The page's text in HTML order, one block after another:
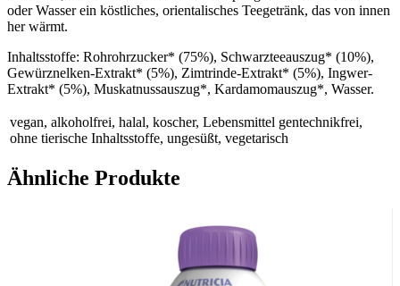
oder Wasser ein köstliches, orientalisches Teegetränk, das von innen
her wärmt.
Inhaltsstoffe: Rohrohrzucker* (75%), Schwarzteeauszug* (10%),
Gewürznelken-Extrakt* (5%), Zimtrinde-Extrakt* (5%), Ingwer-
Extrakt* (5%), Muskatnussauszug*, Kardamomauszug*, Wasser.
vegan, alkoholfrei, halal, koscher, Lebensmittel gentechnikfrei,
ohne tierische Inhaltsstoffe, ungesüßt, vegetarisch
Ähnliche Produkte